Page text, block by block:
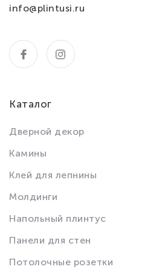
info@plintusi.ru
Каталог
Дверной декор
Камины
Клей для лепнины
Молдинги
Напольный плинтус
Панели для стен
Потолочные розетки